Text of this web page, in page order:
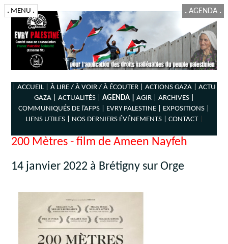
. MENU . . AGENDA .
| ACCUEIL | À LIRE / À VOIR / À ÉCOUTER | ACTIONS GAZA |
ACTU
GAZA |
ACTUALITÉS | AGENDA | AGIR |
ARCHIVES |
COMMUNIQUÉS DE l’AFPS |
EVRY PALESTINE |
EXPOSITIONS |
LIENS UTILES |
NOS DERNIERS ÉVÉNEMENTS | CONTACT|
200 Mètres - film de Ameen Nayfeh
14 janvier 2022 à Brétigny sur Orge